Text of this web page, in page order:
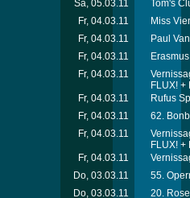
Sa, 05.03.11
Tom's
Fr, 04.03.11
Miss
Fr, 04.03.11
Paul
Fr, 04.03.11
Fr, 04.03.11
FLUX! +
Fr, 04.03.11
Rufus
Fr, 04.03.11
62.
Fr, 04.03.11
FLUX! +
Fr, 04.03.11
Do, 03.03.11
55.
Do, 03.03.11
20.